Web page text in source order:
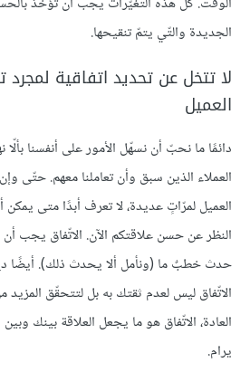
الجديدة والتّي يتمّ تنقيحها.
لا تتخل عن تحديد اتفاقية
العميل
دائمًا ما نحبّ أن نسهّل الأمور على أنفسنا بألّا
العملاء الذين سبق وأن تعاملنا معهم. حتّى
العميل لمرّاتٍ عديدة، لا تعرف أبدًا متى
النظر عن حسن علاقتكم الآن. الاتّفاق يجب أن
حدث خطبٌ ما (ونأمل ألا يحدث ذلك). أيضًا
الاتّفاق ليس لعدم ثقتك به بل لتتحقّق المزيد
العادة، الاتّفاق هو ما يجعل العلاقة بينك
يرام.